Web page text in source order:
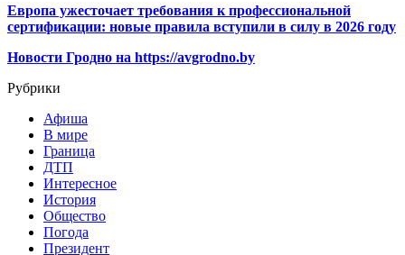
Европа ужесточает требования к профессиональной
сертификации: новые правила вступили в силу в 2026 году
Новости Гродно на https://avgrodno.by
Рубрики
Афиша
В мире
Граница
ДТП
Интересное
История
Общество
Погода
Президент